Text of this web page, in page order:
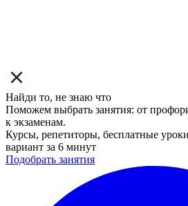
Найди то, не знаю что
Поможем выбрать занятия: от
к экзаменам.
Курсы, репетиторы, бесплатные
вариант за 6 минут
Подобрать занятия